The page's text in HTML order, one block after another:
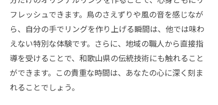
フレッシュできます。鳥のさえずりや風の音を感じなが
ら、自分の手でリングを作り上げる瞬間は、他では味わ
えない特別な体験です。さらに、地域の職人から直接指
導を受けることで、和歌山県の伝統技術にも触れること
ができます。この貴重な時間は、あなたの心に深く刻ま
れることでしょう。